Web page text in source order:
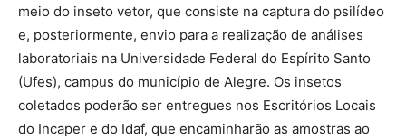
meio do inseto vetor, que consiste na captura do psilídeo
e, posteriormente, envio para a realização de análises
laboratoriais na Universidade Federal do Espírito Santo
(Ufes), campus do município de Alegre. Os insetos
coletados poderão ser entregues nos Escritórios Locais
do Incaper e do Idaf, que encaminharão as amostras ao